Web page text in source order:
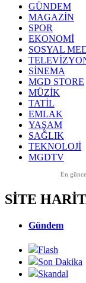
GÜNDEM
MAGAZİN
SPOR
EKONOMİ
SOSYAL
SİNEMA
MGD STORE
MÜZİK
TATİL
EMLAK
YAŞAM
SAĞLIK
TEKNOLOJİ
MGDTV
En
SİTE
Gündem
Flash
Son Dakika
Skandal